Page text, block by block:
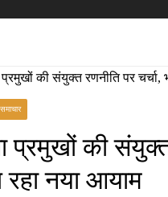
समाचार
की संयुक्त
नया आयाम